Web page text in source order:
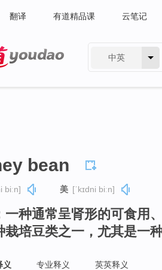
翻译 有道精品课 云笔记
中英
bean
biːn] 美 [ˈkɪdni biːn]
一种通常呈肾形的可食用
栽培豆类之一，尤其是一
义 专业释义 英英释义